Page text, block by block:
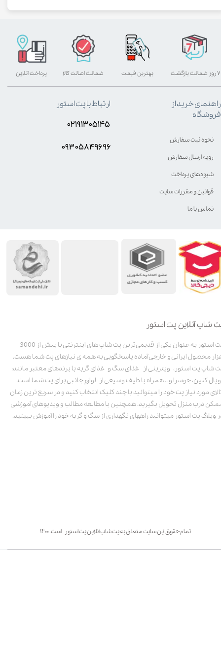
شاپ آنلاین پت استور
پت استور به عنوان یکی از قدیمی‌ترین پت شاپ های اینترنتی با بیش از 3000
محصول ایرانی و خارجی آماده پاسخگویی به همه ی نیازهای پت شما هست.
شاپ پت استور، ویترینی از غذای سگ و غذای گربه با برندهای معتبر مانند:
کنین، جوسرا و .. همراه با طیف وسیعی از لوازم جانبی برای پت شما است.
مورد نیاز پت خود را میتوانید با چند کلیک انتخاب کنید و در سریع ترین زمان
درب منزل تحویل بگیرید. همچنین با مطالعه مطالب و ویدیوهای آموزشی
وبلاگ پت استور میتوانید راههای نگهداری از سگ و گربه خود را آموزش ببینید.
تمام حقوق این سایت متعلق به پت شاپ آنلاین پت استور است. ۱۴۰۰
بهترین قیمت پرداخت آنلاین ۷ روز ضمانت بازگشت ضمانت اصالت کالا
راهنمای خرید از
فروشگاه
نحوه ثبت سفارش
رویه ارسال سفارش
شیوه‌های پرداخت
قوانین و مقررات سایت
تماس با ما
ارتباط با پت استور
۰۲۱۹۱۳۰۵۱۴۵
۰۹۳۰۵8۴9696